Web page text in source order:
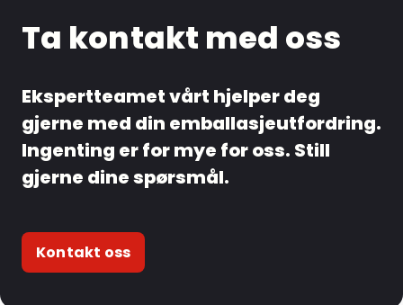
Ta kontakt med oss
Ekspertteamet vårt hjelper deg
gjerne med din emballasjeutfordring.
Ingenting er for mye for oss. Still
gjerne dine spørsmål.
Kontakt oss